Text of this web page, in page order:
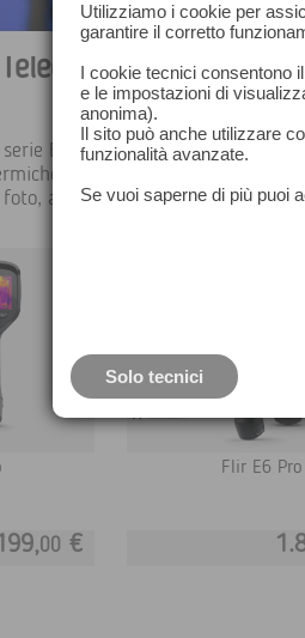
Flir Serie Ex
EX individuano e
vivaci supportate dalla
aggiungere note dettagliate
00 €
Flir E6 Pro
Utilizziamo i cookie per
garantire il corretto
I cookie tecnici consentono
e le impostazioni di
anonima).
Il sito può anche utilizzare
funzionalità avanzate.
Se vuoi saperne di più puoi
Solo tecnici